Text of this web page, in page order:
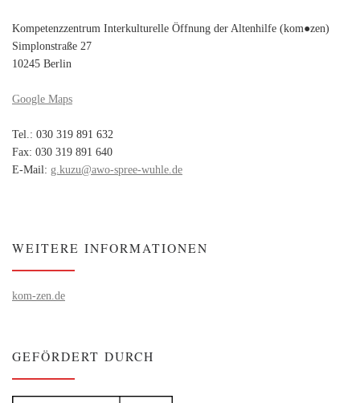
Kompetenzzentrum Interkulturelle Öffnung der Altenhilfe (kom●zen)
Simplonstraße 27
10245 Berlin
Google Maps
Tel.: 030 319 891 632
Fax: 030 319 891 640
E-Mail: g.kuzu@awo-spree-wuhle.de
WEITERE INFORMATIONEN
kom-zen.de
GEFÖRDERT DURCH